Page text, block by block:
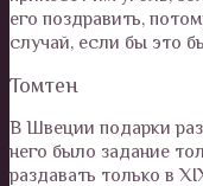
его поздравить,
случай, если бы это
Томтен
В Швеции подарки
него было задание
раздавать только в